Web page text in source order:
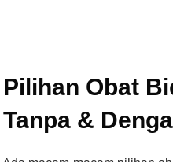
Pilihan Obat
Tanpa &